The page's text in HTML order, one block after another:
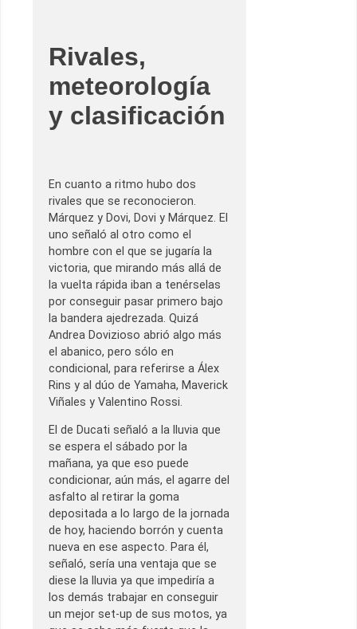
Rivales,
meteorología
y clasificación
En cuanto a ritmo hubo dos
rivales que se reconocieron.
Márquez y Dovi, Dovi y Márquez. El
uno señaló al otro como el
hombre con el que se jugaría la
victoria, que mirando más allá de
la vuelta rápida iban a tenérselas
por conseguir pasar primero bajo
la bandera ajedrezada. Quizá
Andrea Dovizioso abrió algo más
el abanico, pero sólo en
condicional, para referirse a Álex
Rins y al dúo de Yamaha, Maverick
Viñales y Valentino Rossi.
El de Ducati señaló a la lluvia que
se espera el sábado por la
mañana, ya que eso puede
condicionar, aún más, el agarre del
asfalto al retirar la goma
depositada a lo largo de la jornada
de hoy, haciendo borrón y cuenta
nueva en ese aspecto. Para él,
señaló, sería una ventaja que se
diese la lluvia ya que impediría a
los demás trabajar en conseguir
un mejor set-up de sus motos, ya